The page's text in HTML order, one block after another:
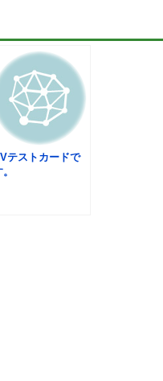
テストカードで
。